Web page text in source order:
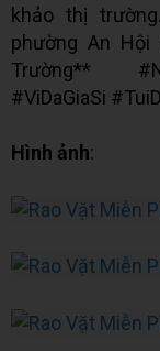
khảo thị
phường An
Trường**
#ViDaGiaSi
Hình ảnh: